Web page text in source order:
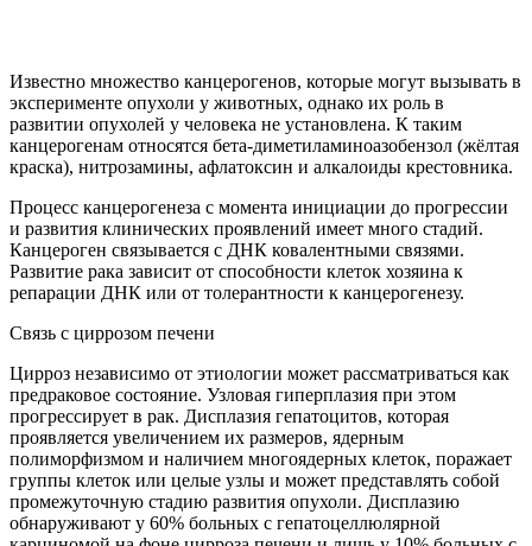
Известно множество канцерогенов, которые могут вызывать в
эксперименте опухоли у животных, однако их роль в
развитии опухолей у человека не установлена. К таким
канцерогенам относятся бета-диметиламиноазобензол (жёлтая
краска), нитрозамины, афлатоксин и алкалоиды крестовника.
Процесс канцерогенеза с момента инициации до прогрессии
и развития клинических проявлений имеет много стадий.
Канцероген связывается с ДНК ковалентными связями.
Развитие рака зависит от способности клеток хозяина к
репарации ДНК или от толерантности к канцерогенезу.
Связь с циррозом печени
Цирроз независимо от этиологии может рассматриваться как
предраковое состояние. Узловая гиперплазия при этом
прогрессирует в рак. Дисплазия гепатоцитов, которая
проявляется увеличением их размеров, ядерным
полиморфизмом и наличием многоядерных клеток, поражает
группы клеток или целые узлы и может представлять собой
промежуточную стадию развития опухоли. Дисплазию
обнаруживают у 60% больных с гепатоцеллюлярной